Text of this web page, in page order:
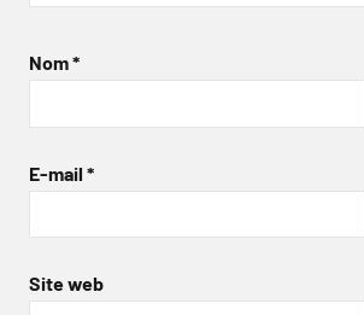
Nom*
E-mail *
Site web